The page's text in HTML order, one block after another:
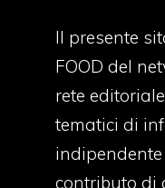
Il presente
FOOD del
rete
tematici di
contributo di